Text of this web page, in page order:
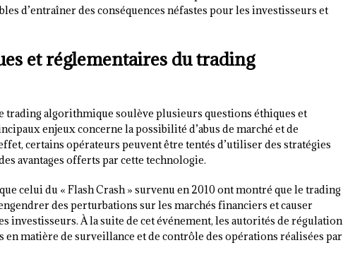
d’entraîner des conséquences néfastes pour les investisseurs et
et réglementaires du trading
trading algorithmique soulève plusieurs questions éthiques et
enjeux concerne la possibilité d’abus de marché et de
certains opérateurs peuvent être tentés d’utiliser des stratégies
avantages offerts par cette technologie.
celui du « Flash Crash » survenu en 2010 ont montré que le trading
des perturbations sur les marchés financiers et causer
investisseurs. À la suite de cet événement, les autorités de régulation
matière de surveillance et de contrôle des opérations réalisées par